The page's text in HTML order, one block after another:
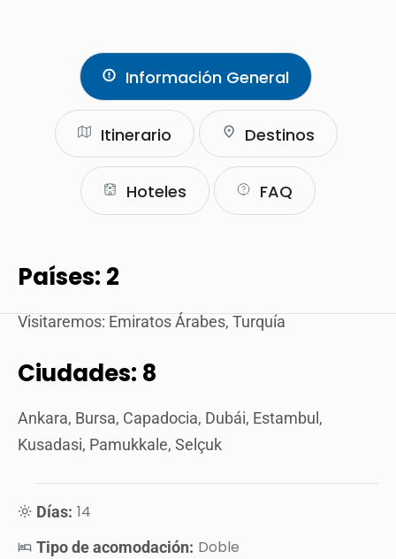
Información General
Itinerario Destinos
Hoteles FAQ
Países: 2
Visitaremos: Emiratos Árabes, Turquía
Ciudades: 8
Ankara, Bursa, Capadocia, Dubái, Estambul,
Kusadasi, Pamukkale, Selçuk
Días: 14
Tipo de acomodación: Doble